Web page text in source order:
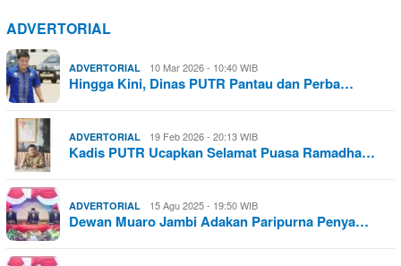
ADVERTORIAL
ADVERTORIAL 10 Mar 2026 - 10:40 WIB
Hingga Kini, Dinas PUTR Pantau dan Perba…
ADVERTORIAL 19 Feb 2026 - 20:13 WIB
Kadis PUTR Ucapkan Selamat Puasa Ramadha…
ADVERTORIAL 15 Agu 2025 - 19:50 WIB
Dewan Muaro Jambi Adakan Paripurna Penya…